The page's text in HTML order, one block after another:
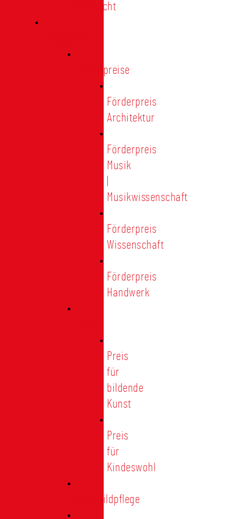
Übersicht
Förderpreise
Förderpreis
Architektur
Förderpreis
Musik
Musikwissenschaft
Förderpreis
Wissenschaft
Förderpreis
Handwerk
Preis
für
bildende
Kunst
Preis
für
Kindeswohl
Stadtbildpflege